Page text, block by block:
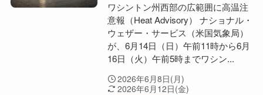
ワシントン州西部の広範囲に高温注
意報（Heat Advisory） ナショナル・
ウェザー・サービス（米国気象局）
が、6月14日（日）午前11時から6月
16日（火）午前5時までワシン...
2026年6月8日(月)
2026年6月12日(金)